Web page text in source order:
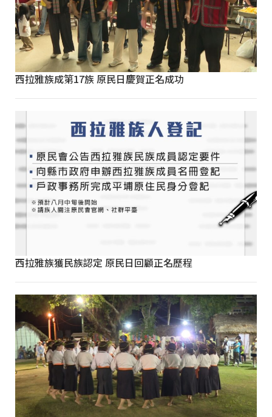
西拉雅族成第17族 原民日慶賀正名成功
西拉雅族獲民族認定 原民日回顧正名歷程